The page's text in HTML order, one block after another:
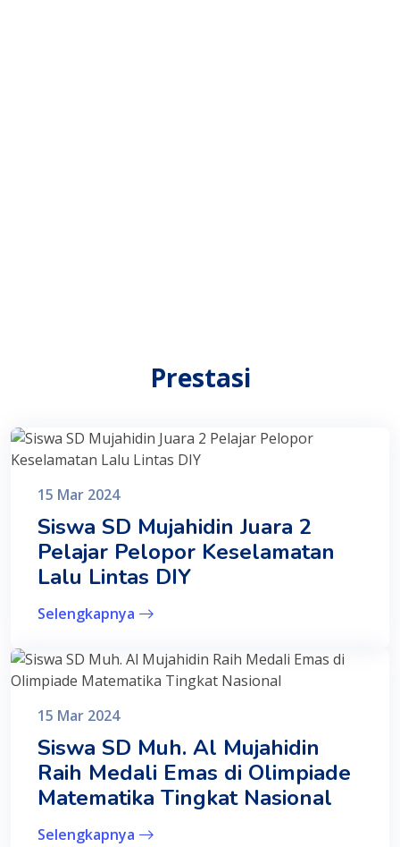
Prestasi
15 Mar 2024
Siswa SD Mujahidin Juara 2
Pelajar Pelopor Keselamatan
Lalu Lintas DIY
Selengkapnya
15 Mar 2024
Siswa SD Muh. Al Mujahidin
Raih Medali Emas di Olimpiade
Matematika Tingkat Nasional
Selengkapnya